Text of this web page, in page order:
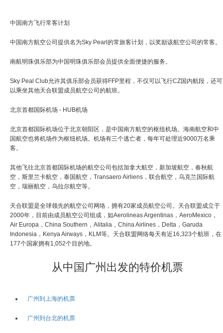
中国南方飞行常客计划
中国南方航空公司提供名为Sky Pearl的常旅客计划，以奖励该航空公司的常客。
南航明珠俱乐部为中国明珠俱乐部会员提供全面便捷的服务。
Sky Peal Club允许其俱乐部会员获得FFP里程，不仅可以飞行CZ国内航段，还可
以乘坐其他天合联盟成员航空公司的航班。
北京首都国际机场 - HUB机场
北京首都国际机场位于北京朝阳区，是中国南方航空的枢纽机场。海南航空和中
国航空也将机场作为枢纽机场。机场有三个逃亡者，每年可处理近9000万名乘
客。
其他飞往北京首都国际机场的航空公司包括加拿大航空，新加坡航空，春秋航
空，斯里兰卡航空，泰国航空，Transaero Airliens，联合航空，乌克兰国际航
空，瑞丽航空，乌拉尔航空等。
天合联盟是全球领先的航空公司网络，拥有20家成员航空公司。天合联盟成立于
2000年，目前由成员航空公司组成，如Aerolineas Argentinas，AeroMexico，
Air Europa，China Southern，Alitalia，China Airlines，Delta，Garuda
Indonesia，Kenya Airways，KLM等。天合联盟网络每天有近16,323个航班，在
177个国家拥有1,052个目的地。
从中国广州出发的特价机票
广州到上海的机票
广州到台北的机票